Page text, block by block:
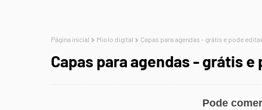
Página inicial Miolo digital Capas para agendas - grátis e pode
Capas para agendas - grátis
Pode